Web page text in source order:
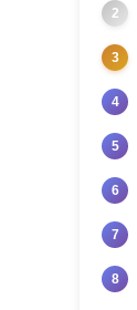
2
3
4
5
6
7
8